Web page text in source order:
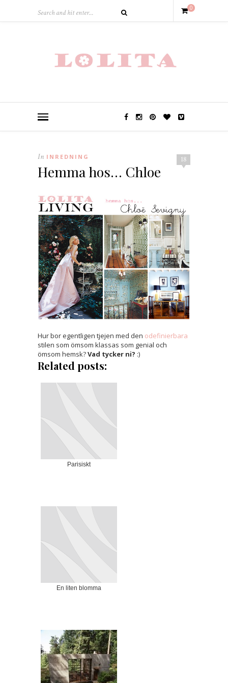
0
18
In INREDNING
Hemma hos… Chloe
Hur bor egentligen tjejen med den odefinierbara
stilen som ömsom klassas som genial och
ömsom hemsk?Vad tycker ni? :)
Related posts:
Parisiskt
En liten blomma